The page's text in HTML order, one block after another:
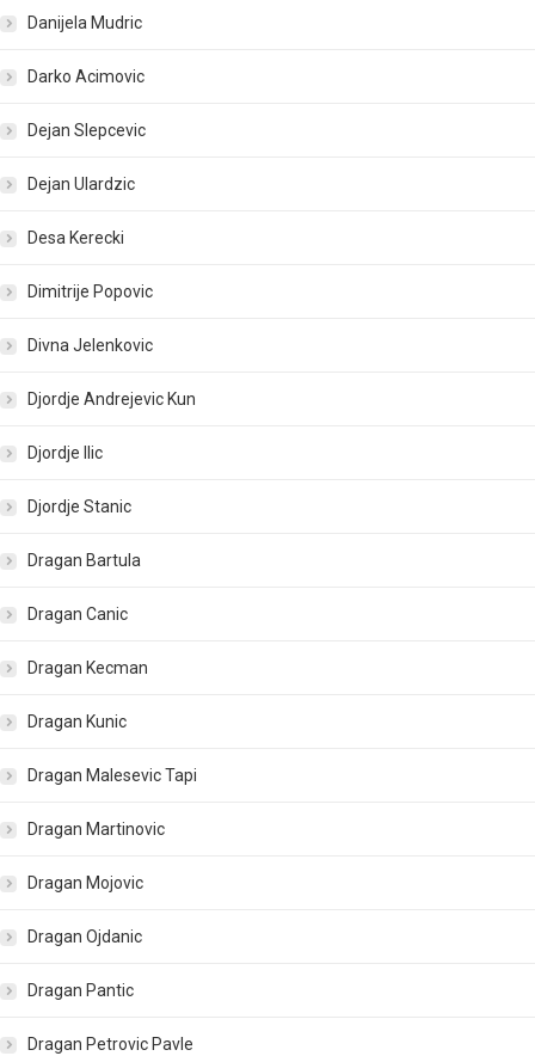
Danijela Mudric
Darko Acimovic
Dejan Slepcevic
Dejan Ulardzic
Desa Kerecki
Dimitrije Popovic
Divna Jelenkovic
Djordje Andrejevic Kun
Djordje Ilic
Djordje Stanic
Dragan Bartula
Dragan Canic
Dragan Kecman
Dragan Kunic
Dragan Malesevic Tapi
Dragan Martinovic
Dragan Mojovic
Dragan Ojdanic
Dragan Pantic
Dragan Petrovic Pavle